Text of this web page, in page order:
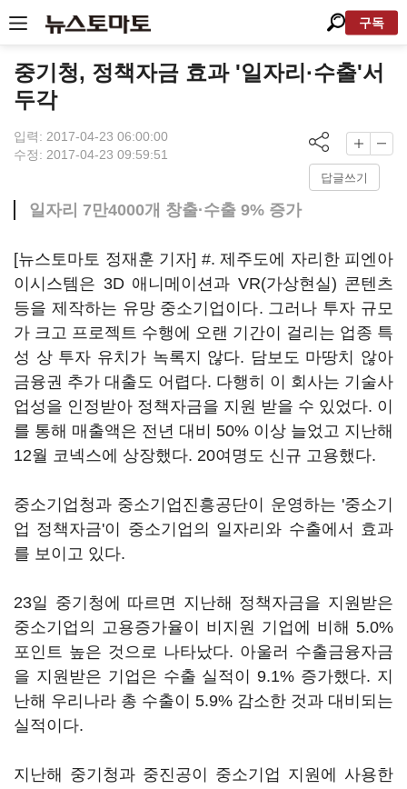
구독
중기청, 정책자금 효과 '일자리·수출'서
두각
입력: 2017-04-23 06:00:00
수정: 2017-04-23 09:59:51
답글쓰기
일자리 7만4000개 창출·수출 9% 증가
[뉴스토마토 정재훈 기자] #. 제주도에 자리한 피엔아
이시스템은 3D 애니메이션과 VR(가상현실) 콘텐츠
등을 제작하는 유망 중소기업이다. 그러나 투자 규모
가 크고 프로젝트 수행에 오랜 기간이 걸리는 업종 특
성 상 투자 유치가 녹록지 않다. 담보도 마땅치 않아
금융권 추가 대출도 어렵다. 다행히 이 회사는 기술사
업성을 인정받아 정책자금을 지원 받을 수 있었다. 이
를 통해 매출액은 전년 대비 50% 이상 늘었고 지난해
12월 코넥스에 상장했다. 20여명도 신규 고용했다.
중소기업청과 중소기업진흥공단이 운영하는 '중소기
업 정책자금'이 중소기업의 일자리와 수출에서 효과
를 보이고 있다.
23일 중기청에 따르면 지난해 정책자금을 지원받은
중소기업의 고용증가율이 비지원 기업에 비해 5.0%
포인트 높은 것으로 나타났다. 아울러 수출금융자금
을 지원받은 기업은 수출 실적이 9.1% 증가했다. 지
난해 우리나라 총 수출이 5.9% 감소한 것과 대비되는
실적이다.
지난해 중기청과 중진공이 중소기업 지원에 사용한